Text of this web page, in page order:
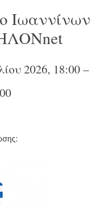
Ιωαννίνων
2026, 18:00 –